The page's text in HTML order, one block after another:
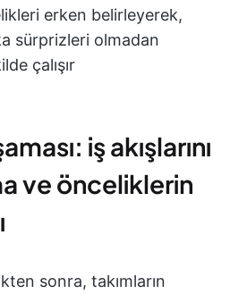
erken belirleyerek,
sürprizleri olmadan
çalışır
iş akışlarını
ve önceliklerin
sonra, takımların